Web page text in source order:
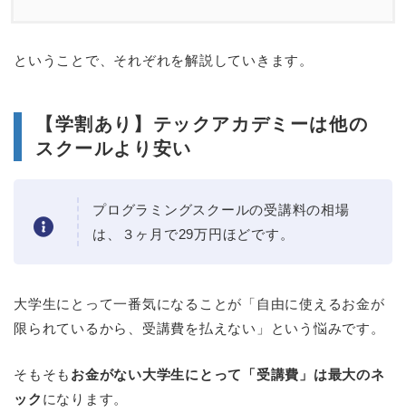
ということで、それぞれを解説していきます。
【学割あり】テックアカデミーは他の
スクールより安い
プログラミングスクールの受講料の相場
は、３ヶ月で29万円ほどです。
大学生にとって一番気になることが「自由に使えるお金が
限られているから、受講費を払えない」という悩みです。
そもそも お金がない大学生にとって「受講費」は最大のネ
ック になります。